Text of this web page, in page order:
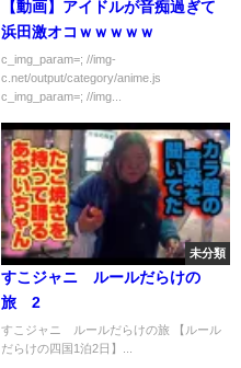
【動画】アイドルが音痴過ぎて
浜田激オコｗｗｗｗｗ
c_img_param=; //img-
c.net/output/category/anime.js
c_img_param=; //img...
未分類
すこジャニ ルールだらけの
旅 2
すこジャニ ルールだらけの旅 【ルール
だらけの四国1泊2日】...